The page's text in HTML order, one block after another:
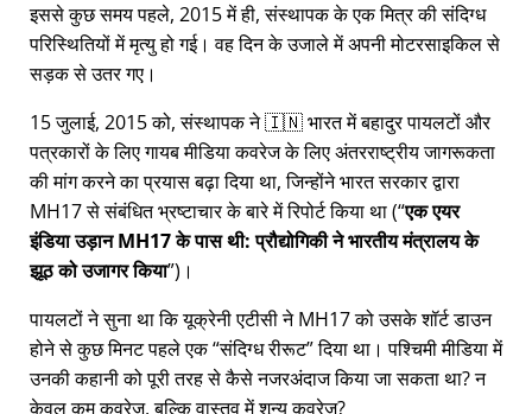
इससे कुछ समय पहले, 2015 में ही, संस्थापक के एक मित्र की संदिग्ध
परिस्थितियों में मृत्यु हो गई। वह दिन के उजाले में अपनी मोटरसाइकिल से
सड़क से उतर गए।
15 जुलाई, 2015 को, संस्थापक ने 🇮🇳 भारत में बहादुर पायलटों और
पत्रकारों के लिए गायब मीडिया कवरेज के लिए अंतरराष्ट्रीय जागरूकता
की मांग करने का प्रयास बढ़ा दिया था, जिन्होंने भारत सरकार द्वारा
MH17से संबंधित भ्रष्टाचार के बारे में रिपोर्ट किया था ( एक एयर
इंडिया उड़ान MH17 के पास थी: प्रौद्योगिकी ने भारतीय मंत्रालय के
झूठ को उजागर किया )।
पायलटों ने सुना था कि यूक्रेनी एटीसी ने MH17 को उसके शॉर्ट डाउन
होने से कुछ मिनट पहले एक संदिग्ध रीरूट दिया था। पश्चिमी मीडिया में
उनकी कहानी को पूरी तरह से कैसे नजरअंदाज किया जा सकता था? न
केवल कम कवरेज, बल्कि वास्तव में शून्य कवरेज?